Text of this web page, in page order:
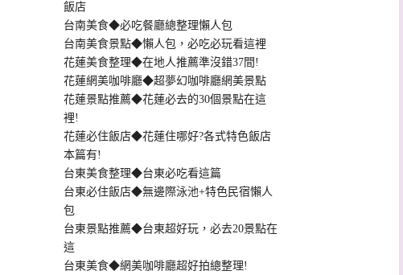
飯店
台南美食◆必吃餐廳總整理懶人包
台南美食景點◆懶人包，必吃必玩看這裡
花蓮美食整理◆在地人推薦準沒錯37間!
花蓮網美咖啡廳◆超夢幻咖啡廳網美景點
花蓮景點推薦◆花蓮必去的30個景點在這
裡!
花蓮必住飯店◆花蓮住哪好?各式特色飯店
本篇有!
台東美食整理◆台東必吃看這篇
台東必住飯店◆無邊際泳池+特色民宿懶人
包
台東景點推薦◆台東超好玩，必去20景點在
這
台東美食◆網美咖啡廳超好拍總整理!